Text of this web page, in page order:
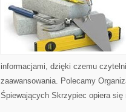
informacjami, dzięki czemu
zaawansowania. Polecamy
Śpiewających Skrzypiec opiera